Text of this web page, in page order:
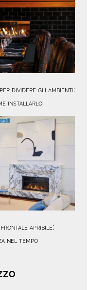
dividere gli ambienti:
installarlo
apribile:
nel tempo